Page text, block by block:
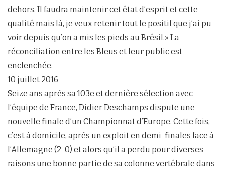
dehors. Il faudra maintenir cet état d’esprit et cette
qualité mais là, je veux retenir tout le positif que j’ai pu
voir depuis qu’on a mis les pieds au Brésil.» La
réconciliation entre les Bleus et leur public est
enclenchée.
10 juillet 2016
Seize ans après sa 103e et dernière sélection avec
l’équipe de France, Didier Deschamps dispute une
nouvelle finale d’un Championnat d’Europe. Cette fois,
c’est à domicile, après un exploit en demi-finales face à
l’Allemagne (2-0) et alors qu’il a perdu pour diverses
raisons une bonne partie de sa colonne vertébrale dans